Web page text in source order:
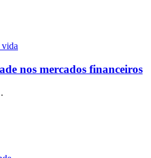
vida
nos mercados financeiros